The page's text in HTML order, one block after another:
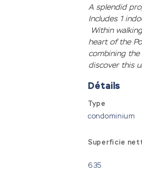
A splendid
Includes 1
Within
heart of the
combining
discover this
Détails
Type
condominium
Superficie
635